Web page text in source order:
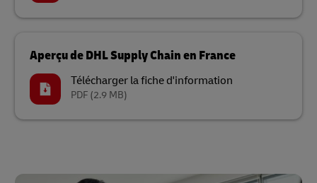
Aperçu de DHL Supply Chain en France
Télécharger la fiche d'information
PDF (2.9 MB)